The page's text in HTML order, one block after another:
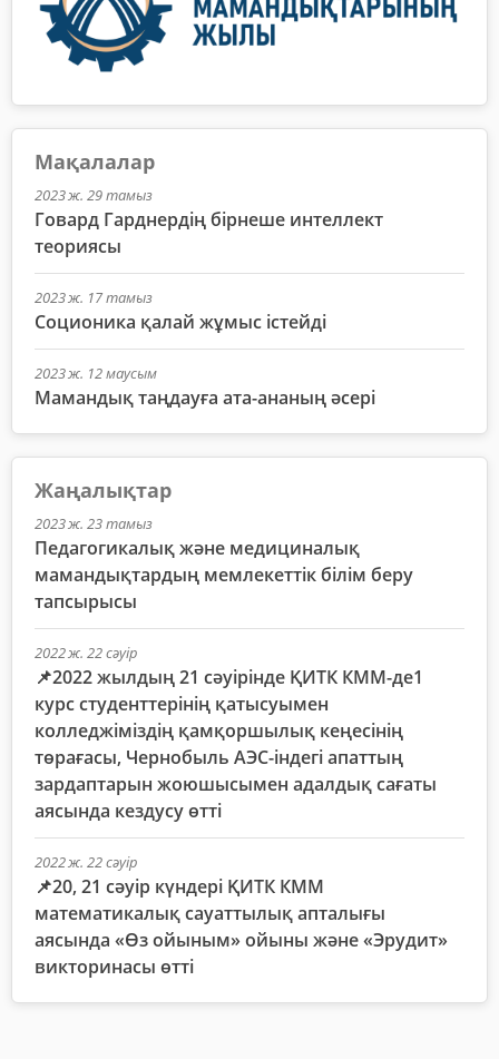
Мақалалар
2023 ж. 29 тамыз
Говард Гарднердің бірнеше интеллект
теориясы
2023 ж. 17 тамыз
Соционика қалай жұмыс істейді
2023 ж. 12 маусым
Мамандық таңдауға ата-ананың әсері
Жаңалықтар
2023 ж. 23 тамыз
Педагогикалық және медициналық
мамандықтардың мемлекеттік білім беру
тапсырысы
2022 ж. 22 сәуір
📌2022 жылдың 21 сәуірінде ҚИТК КММ-де1
курс студенттерінің қатысуымен
колледжіміздің қамқоршылық кеңесінің
төрағасы, Чернобыль АЭС-індегі апаттың
зардаптарын жоюшысымен адалдық сағаты
аясында кездусу өтті
2022 ж. 22 сәуір
📌20, 21 сәуір күндері ҚИТК КММ
математикалық сауаттылық апталығы
аясында «Өз ойыным» ойыны және «Эрудит»
викторинасы өтті